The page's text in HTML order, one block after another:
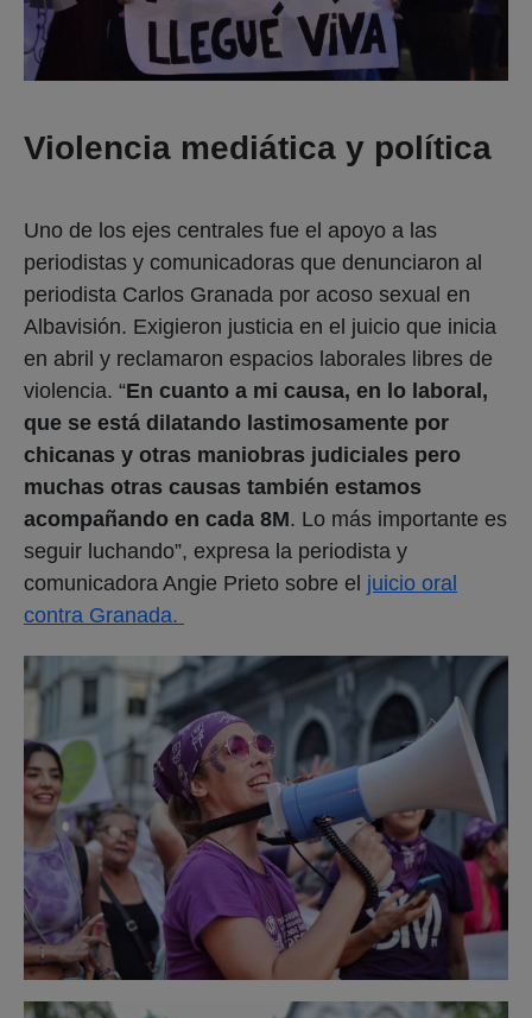
Violencia mediática y política
Uno de los ejes centrales fue el apoyo a las
periodistas y comunicadoras que denunciaron al
periodista Carlos Granada por acoso sexual en
Albavisión. Exigieron justicia en el juicio que inicia
en abril y reclamaron espacios laborales libres de
violencia. “En cuanto a mi causa, en lo laboral,
que se está dilatando lastimosamente por
chicanas y otras maniobras judiciales pero
muchas otras causas también estamos
acompañando en cada 8M. Lo más importante es
seguir luchando”, expresa la periodista y
comunicadora Angie Prieto sobre el juicio oral
contra Granada.